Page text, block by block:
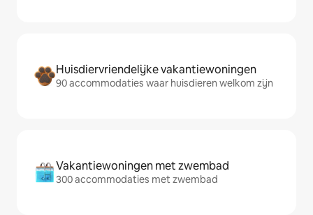
Huisdiervriendelijke vakantiewoningen
90 accommodaties waar huisdieren welkom zijn
Vakantiewoningen met zwembad
300 accommodaties met zwembad